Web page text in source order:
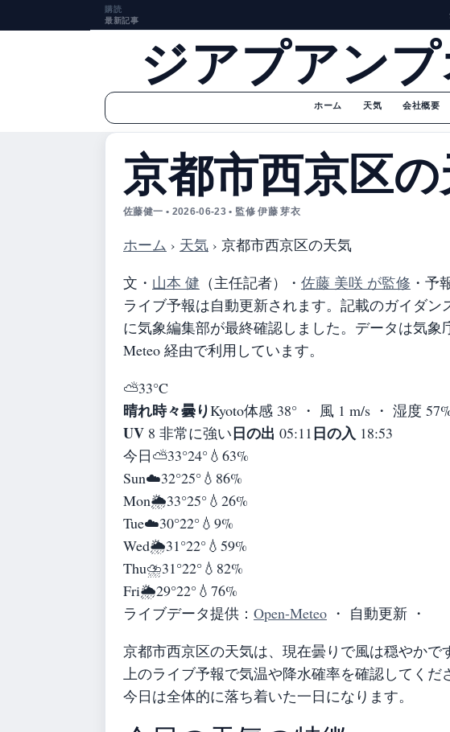
購読
最新記事
ジアプアン
ホーム 天気 会社概要
京都市西京区
佐藤健一 • 2026-06-23 • 監修 伊藤 芽衣
ホーム › 天気 › 京都市西京区の天気
文・ 山本 健 （主任記者） ・ 佐藤 美咲 が監修 ・ 予
ライブ予報は自動更新されます。記載のガイダン
に気象編集部が最終確認しました。データは気象
Meteo 経由で利用しています。
⛅33°C
晴れ時々曇りKyoto体感 38° ・ 風 1 m/s ・ 湿度
UV 8 非常に強い日の出 05:11 日の入 18:53
今日⛅33°24°💧63%
Sun☁️32°25°💧86%
Mon🌦️33°25°💧26%
Tue☁️30°22°💧9%
Wed🌦️31°22°💧59%
Thu⛈️31°22°💧82%
Fri🌦️29°22°💧76%
ライブデータ提供： Open-Meteo ・ 自動更新 ・
京都市西京区の天気は、現在曇りで風は穏やかで
上のライブ予報で気温や降水確率を確認してくだ
今日は全体的に落ち着いた一日になります。